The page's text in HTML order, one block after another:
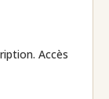
Accès